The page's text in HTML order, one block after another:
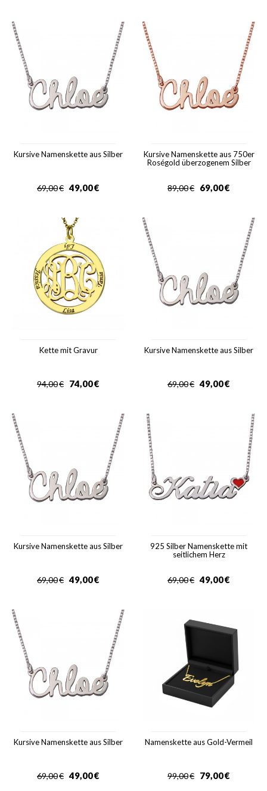
Kursive Namenskette aus Silber
€
69,00 €
49,00
Kursive Namenskette aus 750er
Roségold überzogenem Silber
€
89,00 €
69,00
Kette mit Gravur
€
94,00 €
74,00
Kursive Namenskette aus Silber
€
69,00 €
49,00
Kursive Namenskette aus Silber
€
69,00 €
49,00
925 Silber Namenskette mit
seitlichem Herz
€
69,00 €
49,00
Kursive Namenskette aus Silber
€
69,00 €
49,00
Namenskette aus Gold-Vermeil
€
99,00 €
79,00